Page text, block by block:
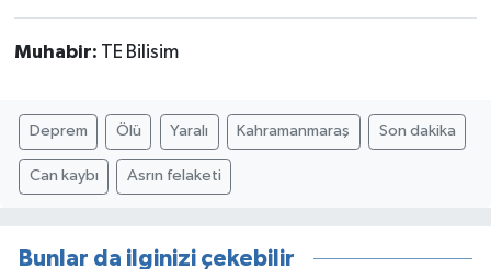
Muhabir: TE Bilisim
Deprem Ölü Yaralı Kahramanmaraş Son dakika
Can kaybı Asrın felaketi
Bunlar da ilginizi çekebilir